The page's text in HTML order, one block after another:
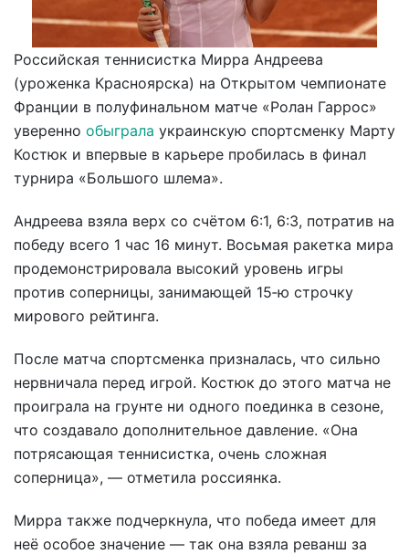
Российская теннисистка Мирра Андреева
(уроженка Красноярска) на Открытом чемпионате
Франции в полуфинальном матче «Ролан Гаррос»
уверенно обыграла украинскую спортсменку Марту
Костюк и впервые в карьере пробилась в финал
турнира «Большого шлема».
Андреева взяла верх со счётом 6:1, 6:3, потратив на
победу всего 1 час 16 минут. Восьмая ракетка мира
продемонстрировала высокий уровень игры
против соперницы, занимающей 15‑ю строчку
мирового рейтинга.
После матча спортсменка призналась, что сильно
нервничала перед игрой. Костюк до этого матча не
проиграла на грунте ни одного поединка в сезоне,
что создавало дополнительное давление. «Она
потрясающая теннисистка, очень сложная
соперница», — отметила россиянка.
Мирра также подчеркнула, что победа имеет для
неё особое значение — так она взяла реванш за